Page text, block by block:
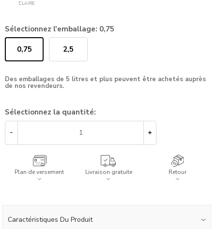
CLAIRE
Sélectionnez l'emballage: 0,75
0,75 2,5
Des emballages de 5 litres et plus peuvent être achetés auprès
de nos revendeurs.
Sélectionnez la quantité:
Plan de versement Livraison gratuite Retour
Caractéristiques Du Produit